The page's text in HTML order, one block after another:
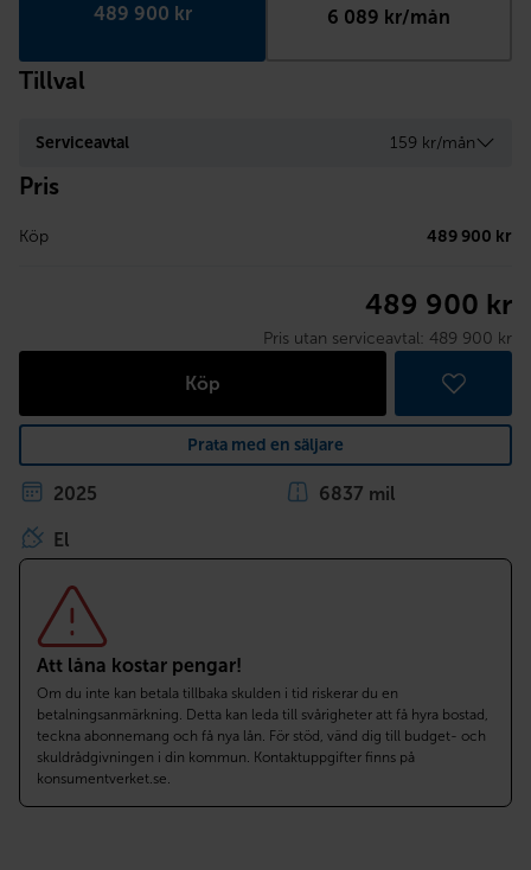
489 900 kr 6 089 kr/mån
Tillval
Serviceavtal 159 kr/mån
Pris
Köp 489 900 kr
489 900 kr
Pris utan serviceavtal: 489 900 kr
Köp
Prata med en säljare
2025 6837 mil
El
Att låna kostar pengar!
Om du inte kan betala tillbaka skulden i tid riskerar du en
betalningsanmärkning. Detta kan leda till svårigheter att få hyra bostad,
teckna abonnemang och få nya lån. För stöd, vänd dig till budget- och
skuldrådgivningen i din kommun. Kontaktuppgifter finns på
konsumentverket.se.